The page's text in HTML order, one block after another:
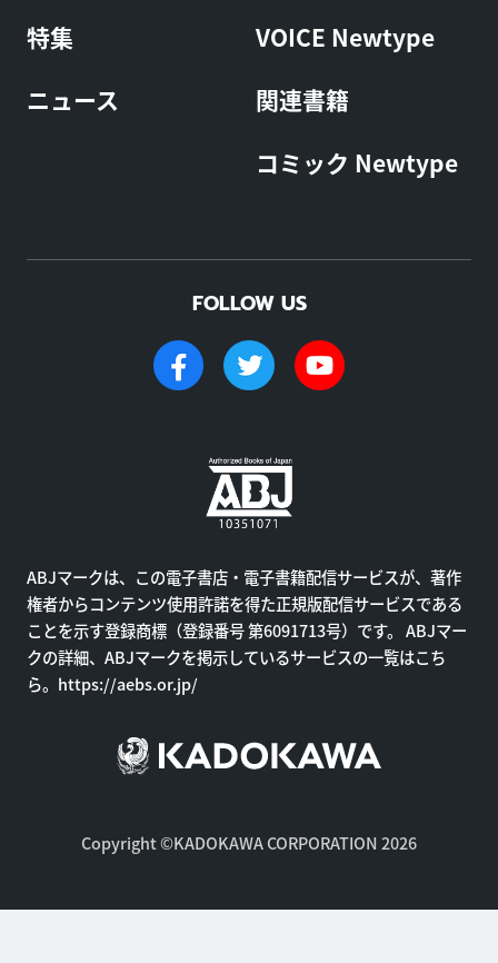
特集
ニュース
VOICE Newtype
関連書籍
コミック Newtype
FOLLOW US
ABJマークは、この電子書店・電子書籍配信サービスが、著作
権者からコンテンツ使用許諾を得た正規版配信サービスである
ことを示す登録商標（登録番号 第6091713号）です。 ABJマー
クの詳細、ABJマークを掲示しているサービスの一覧はこち
ら。 https://aebs.or.jp/
Copyright ©KADOKAWA CORPORATION 2026